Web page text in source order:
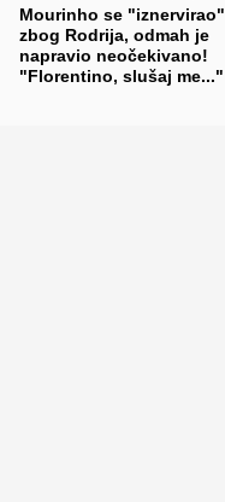
Mourinho se "iznervirao"
zbog Rodrija, odmah je
napravio neočekivano!
"Florentino, slušaj me..."